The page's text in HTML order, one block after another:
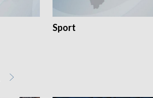
Sport